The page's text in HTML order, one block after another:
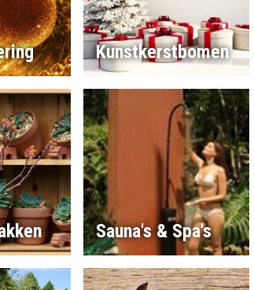
Kunstkerstbomen
Sauna's & Spa's